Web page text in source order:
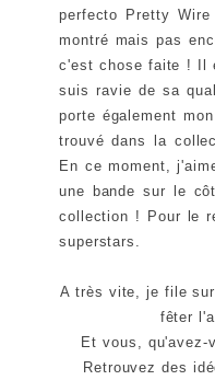
perfecto Pretty
montré mais pas
c'est chose faite ! Il
suis ravie de sa
porte également
trouvé dans la
En ce moment,
une bande sur le
collection ! Pour le
superstars.
A très vite, je file
fêter
Et vous, qu'avez-
Retrouvez des